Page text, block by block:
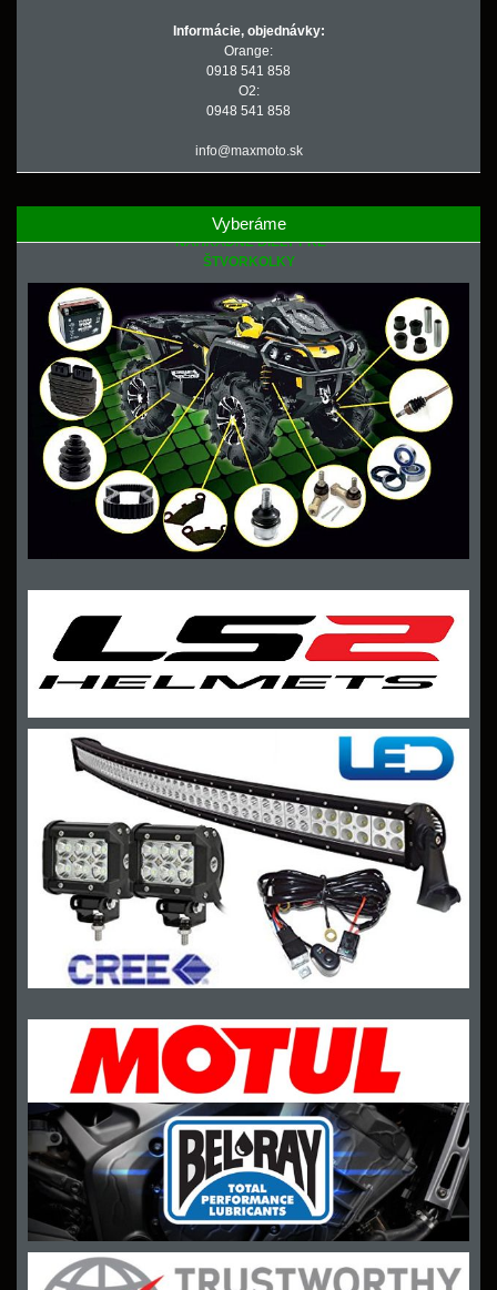
Informácie, objednávky:
Orange:
0918 541 858
O2:
0948 541 858
info@maxmoto.sk
Vyberáme
NÁHRADNÉ DIELY PRE
ŠTVORKOLKY